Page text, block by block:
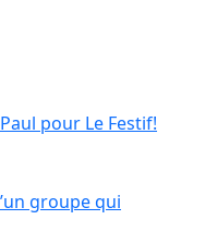
pour Le Festif!
groupe qui